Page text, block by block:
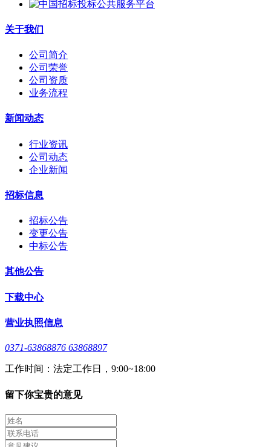
关于我们
公司简介
公司荣誉
公司资质
业务流程
新闻动态
行业资讯
公司动态
企业新闻
招标信息
招标公告
变更公告
中标公告
其他公告
下载中心
营业执照信息
0371-63868876 63868897
工作时间：法定工作日，9:00~18:00
留下你宝贵的意见